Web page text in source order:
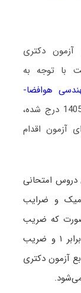
دکتری
با توجه به
1405 رشته مهندسی هوافضا-
که در دفترچه ثبت نام دکتری 1405 درج شده،
آزمون اقدام
دروس امتحانی
و ضرایب
که ضریب
دروس عمومی (شامل زبان عمومی دکتری) برابر ۱ و ضریب
آزمون دکتری